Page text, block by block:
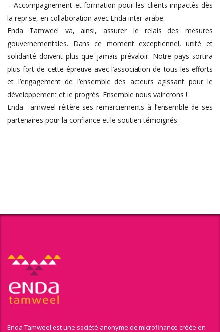
– Accompagnement et formation pour les clients impactés dès
la reprise, en collaboration avec Enda inter-arabe.
Enda Tamweel va, ainsi, assurer le relais des mesures
gouvernementales. Dans ce moment exceptionnel, unité et
solidarité doivent plus que jamais prévaloir. Notre pays sortira
plus fort de cette épreuve avec l’association de tous les efforts
et l’engagement de l’ensemble des acteurs agissant pour le
développement et le progrès. Ensemble nous vaincrons !
Enda Tamweel réitère ses remerciements à l’ensemble de ses
partenaires pour la confiance et le soutien témoignés.
Enda Tamweel est une société anonyme de microfinance créée en